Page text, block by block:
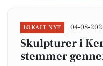
LOKALT NYT 04-08-
Skulpturer i
stemmer